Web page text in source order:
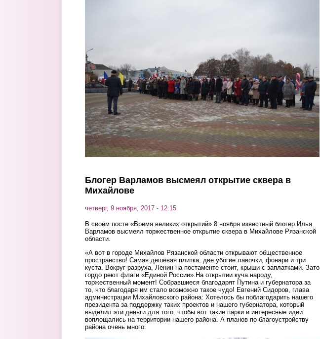
Блогер Варламов высмеял открытие сквера в
Михайлове
четверг, 9 ноября, 2017 - 12:15
В своём посте «Время великих открытий» 8 ноября известный блогер Илья
Варламов высмеял торжественное открытие сквера в Михайлове Рязанской
области.
«А вот в городе Михайлов Рязанской области открывают общественное
пространство! Самая дешёвая плитка, две убогие лавочки, фонари и три
куста. Вокруг разруха, Ленин на постаменте стоит, крыши с заплатками. Зато
гордо реют флаги «Единой России».На открытии куча народу,
торжественный момент! Собравшиеся благодарят Путина и губернатора за
то, что благодаря им стало возможно такое чудо! Евгений Сидоров, глава
администрации Михайловского района: Хотелось бы поблагодарить нашего
президента за поддержку таких проектов и нашего губернатора, который
выделил эти деньги для того, чтобы вот такие парки и интересные идеи
воплощались на территории нашего района. А планов по благоустройству
района очень много.